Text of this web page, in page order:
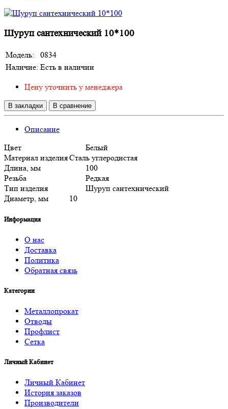
Шуруп сантехнический 10*100
Модель:
0834
Наличие: Есть в наличии
Цену уточнить у менеджера
В закладки В сравнение
Описание
Цвет
Белый
Материал изделияСталь углеродистая
Длина, мм
100
Резьба
Редкая
Тип изделия
Шуруп сантехнический
Диаметр, мм
10
Информация
О нас
Доставка
Политика
Обратная связь
Категории
Металлопрокат
Отводы
Профлист
Сетка
Личный Кабинет
Личный Кабинет
История заказов
Производители